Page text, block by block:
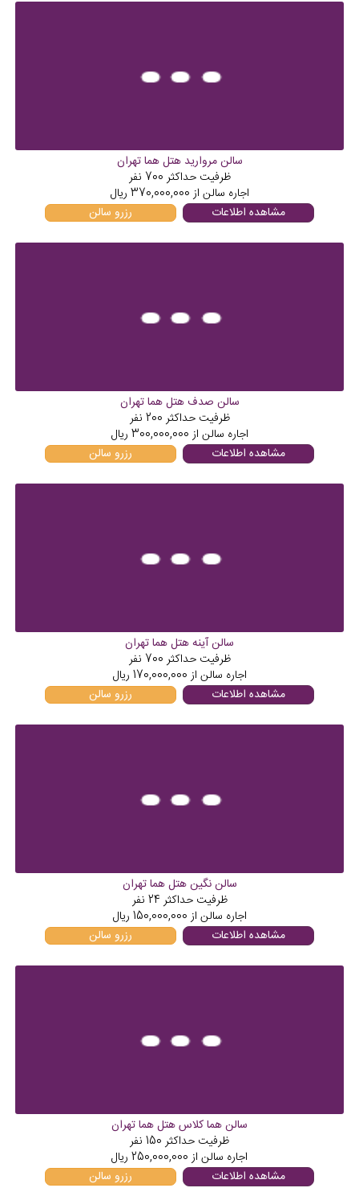
سالن مروارید هتل هما تهران
ظرفیت حداکثر 700 نفر
اجاره سالن از370,000,000 ریال
مشاهده اطلاعات
رزرو سالن
سالن صدف هتل هما تهران
ظرفیت حداکثر 200 نفر
اجاره سالن از300,000,000 ریال
مشاهده اطلاعات
رزرو سالن
سالن آینه هتل هما تهران
ظرفیت حداکثر 700 نفر
اجاره سالن از170,000,000 ریال
مشاهده اطلاعات
رزرو سالن
سالن نگین هتل هما تهران
ظرفیت حداکثر 24 نفر
اجاره سالن از150,000,000 ریال
مشاهده اطلاعات
رزرو سالن
سالن هما کلاس هتل هما تهران
ظرفیت حداکثر 150 نفر
اجاره سالن از250,000,000 ریال
مشاهده اطلاعات
رزرو سالن